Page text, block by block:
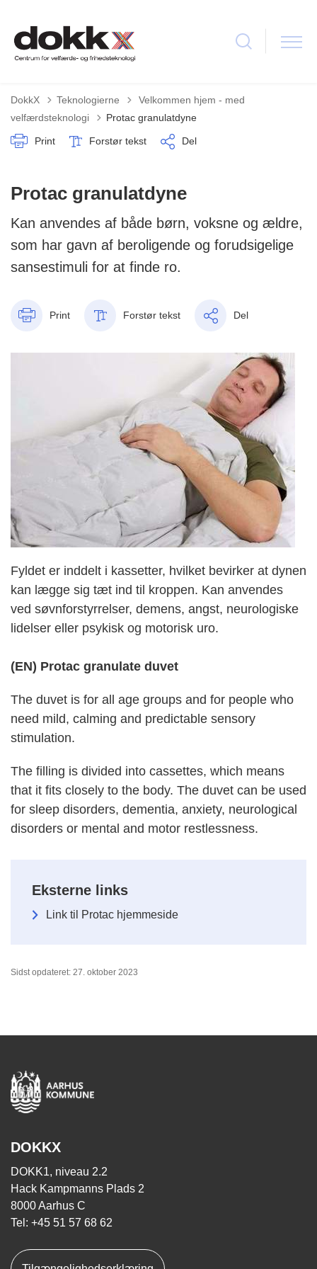
DokkX Teknologierne Tilbage til
Velkommen hjem - med
velfærdsteknologi
Protac granulatdyne
Print Forstør tekst Del
Protac granulatdyne
Kan anvendes af både børn, voksne og ældre,
som har gavn af beroligende og forudsigelige
sansestimuli for at finde ro.
Print Forstør tekst Del
Fyldet er inddelt i kassetter, hvilket bevirker at dynen
kan lægge sig tæt ind til kroppen. Kan anvendes
ved søvnforstyrrelser, demens, angst, neurologiske
lidelser eller psykisk og motorisk uro.
(EN) Protac granulate duvet
The duvet is for all age groups and for people who
need mild, calming and predictable sensory
stimulation.
The filling is divided into cassettes, which means
that it fits closely to the body. The duvet can be used
for sleep disorders, dementia, anxiety, neurological
disorders or mental and motor restlessness.
Eksterne links
Link til Protac hjemmeside
Sidst opdateret: 27. oktober 2023
DOKKX
DOKK1, niveau 2.2
Hack Kampmanns Plads 2
8000 Aarhus C
Tel: +45 51 57 68 62